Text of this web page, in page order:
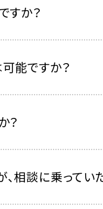
すか？
能ですか？
？
相談に乗ってい